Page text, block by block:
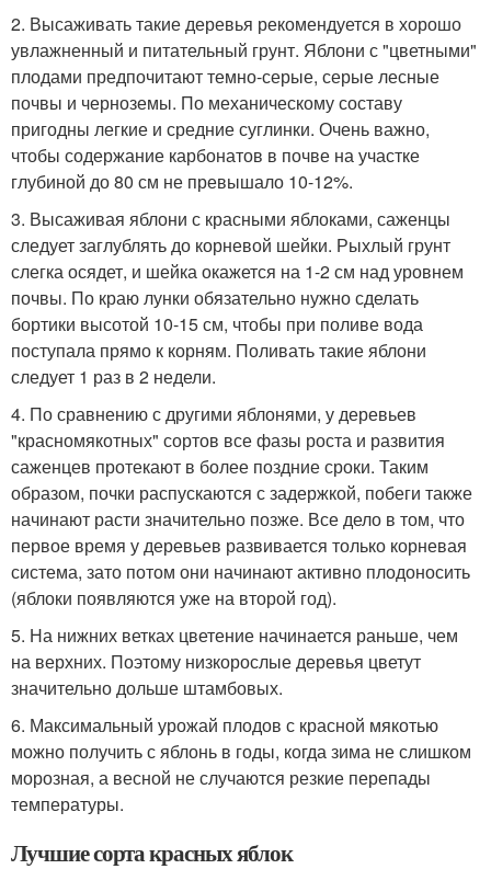
2. Высаживать такие деревья рекомендуется в хорошо
увлажненный и питательный грунт. Яблони с "цветными"
плодами предпочитают темно-серые, серые лесные
почвы и черноземы. По механическому составу
пригодны легкие и средние суглинки. Очень важно,
чтобы содержание карбонатов в почве на участке
глубиной до 80 см не превышало 10-12%.
3. Высаживая яблони с красными яблоками, саженцы
следует заглублять до корневой шейки. Рыхлый грунт
слегка осядет, и шейка окажется на 1-2 см над уровнем
почвы. По краю лунки обязательно нужно сделать
бортики высотой 10-15 см, чтобы при поливе вода
поступала прямо к корням. Поливать такие яблони
следует 1 раз в 2 недели.
4. По сравнению с другими яблонями, у деревьев
"красномякотных" сортов все фазы роста и развития
саженцев протекают в более поздние сроки. Таким
образом, почки распускаются с задержкой, побеги также
начинают расти значительно позже. Все дело в том, что
первое время у деревьев развивается только корневая
система, зато потом они начинают активно плодоносить
(яблоки появляются уже на второй год).
5. На нижних ветках цветение начинается раньше, чем
на верхних. Поэтому низкорослые деревья цветут
значительно дольше штамбовых.
6. Максимальный урожай плодов с красной мякотью
можно получить с яблонь в годы, когда зима не слишком
морозная, а весной не случаются резкие перепады
температуры.
Лучшие сорта красных яблок